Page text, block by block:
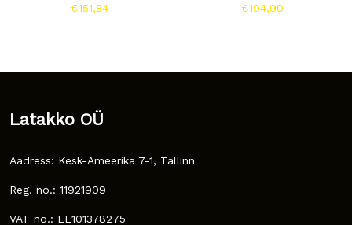
€151,84 €194,90
Latakko OÜ
Aadress: Kesk-Ameerika 7-1, Tallinn
Reg. no.: 11921909
VAT no.: EE101378275